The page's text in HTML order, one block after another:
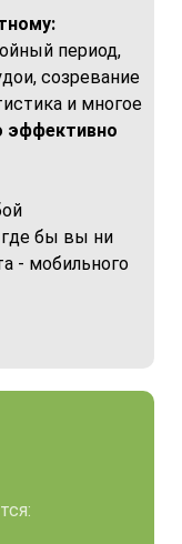
период,
созревание
и многое
эффективно
бы вы ни
- мобильного